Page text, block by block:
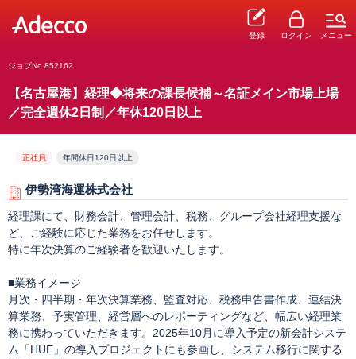
登録 ログイン メニュー
ジョブNo.852162
【名古屋港】経理◆将来の課長候補～名証メイン市場上場
／完全週休2日制／年休120日以上
正社員 年間休日120日以上
伊勢湾海運株式会社
経理課にて、財務会計、管理会計、税務、グループ会社経理支援な
ど、ご経験に応じた業務をお任せします。
特に年次決算のご経験者を歓迎いたします。
■業務イメージ
月次・四半期・年次決算業務、監査対応、税務申告書作成、連結決
算業務、予実管理、経営層へのレポーティングなど、幅広い経理業
務に携わっていただきます。2025年10月に導入予定の新会計システ
ム「HUE」の導入プロジェクトにも参画し、システム移行に関する